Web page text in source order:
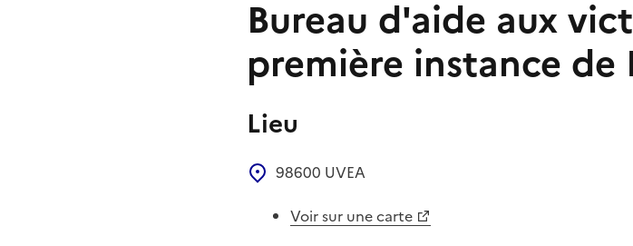
Bureau d'aide aux
première instance de
Lieu
98600 UVEA
Voir sur une carte